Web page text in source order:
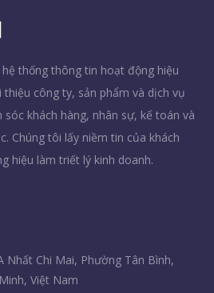
thống thông tin hoạt động hiệu
công ty, sản phẩm và dịch vụ
khách hàng, nhân sự, kế toán và
Chúng tôi lấy niềm tin của khách
hiệu làm triết lý kinh doanh.
Nhất Chi Mai, Phường Tân Bình,
Việt Nam